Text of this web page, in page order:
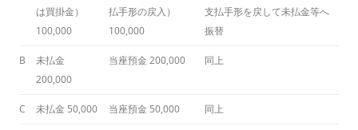
は買掛金）
100,000
払手形の戻入）
100,000
支払手形を戻して未払金等へ
振替
B
未払金
200,000
当座預金 200,000 同上
C 未払金 50,000 当座預金 50,000 同上